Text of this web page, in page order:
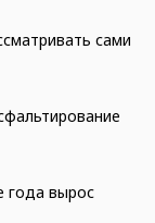
сами
года вырос